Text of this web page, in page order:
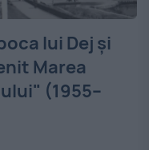
lui Dej și
Marea
(1955–